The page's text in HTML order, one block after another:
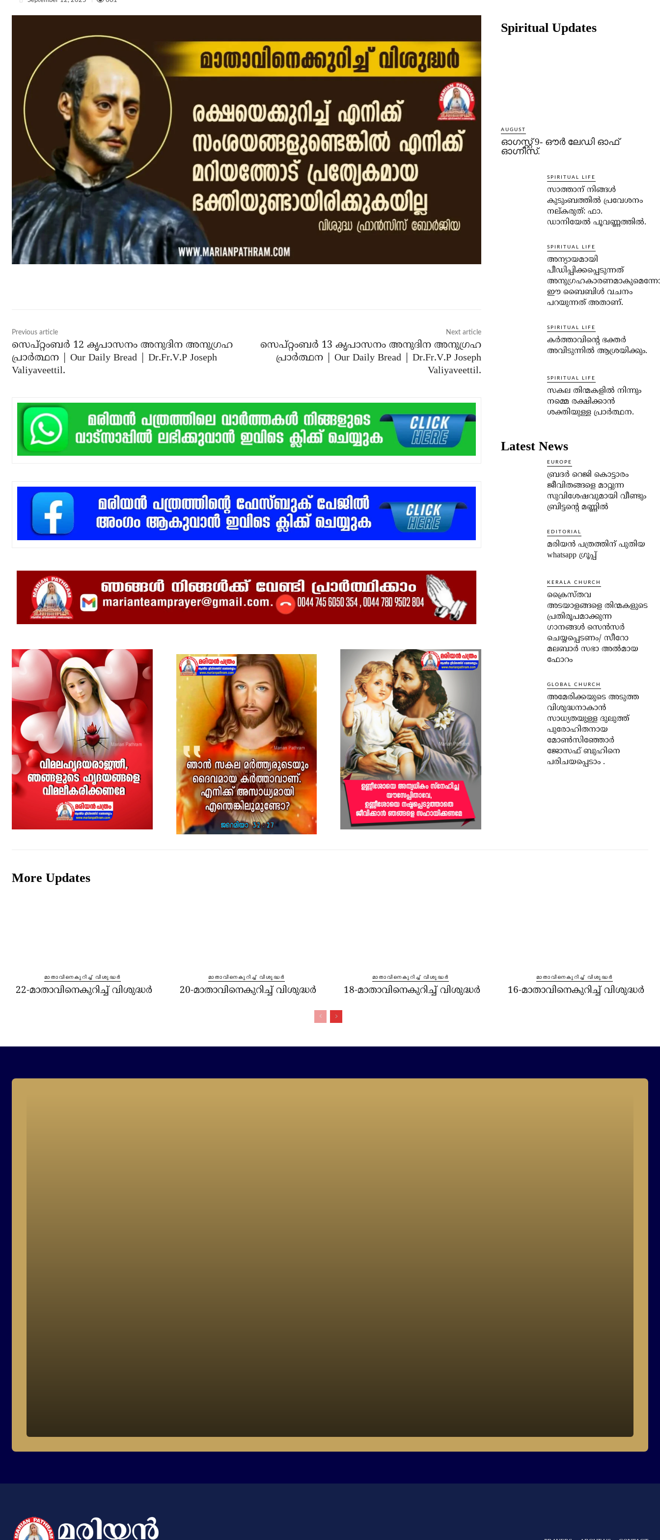
Previous article
സെപ്‌റ്റംബർ 12 കൃപാസനം അനുദിന അനുഗ്രഹ
പ്രാർത്ഥന | Our Daily Bread | Dr.Fr.V.P Joseph
Valiyaveettil.
Next article
സെപ്‌റ്റംബർ 13 കൃപാസനം അനുദിന അനുഗ്രഹ
പ്രാർത്ഥന | Our Daily Bread | Dr.Fr.V.P Joseph
Valiyaveettil.
Spiritual Updates
AUGUST
ഓഗസ്റ്റ് 9- ഔര്‍ ലേഡി ഓഫ്
ഓഗ്നീസ്.
SPIRITUAL LIFE
സാത്താന് നിങ്ങള്‍
കുടുംബത്തില്‍ പ്രവേശനം
നല്കരുത്: ഫാ.
ഡാനിയേല്‍ പൂവണ്ണത്തില്‍.
SPIRITUAL LIFE
അന്യായമായി
പീഡിപ്പിക്കപ്പെടുന്നത്
ഈ ബൈബിള്‍ വചനം
പറയുന്നത് അതാണ്.
SPIRITUAL LIFE
കര്‍ത്താവിന്റെ ഭക്തര്‍
അവിടുന്നില്‍ ആശ്രയിക്കും.
SPIRITUAL LIFE
സകല തിന്മകളില്‍ നിന്നും
നമ്മെ രക്ഷിക്കാന്‍
ശക്തിയുള്ള പ്രാര്‍ത്ഥന.
Latest News
EUROPE
ബ്രദർ റെജി കൊട്ടാരം
ജീവിതങ്ങളെ മാറ്റുന്ന
സുവിശേഷവുമായി വീണ്ടും
ബ്രിട്ടന്റെ മണ്ണിൽ
EDITORIAL
മരിയൻ പത്രത്തിന് പുതിയ
whatsapp ഗ്രൂപ്പ്
KERALA CHURCH
ക്രൈസ്തവ
അടയാളങ്ങളെ തിന്മകളുടെ
പ്രതിരൂപമാക്കുന്ന
ഗാനങ്ങൾ സെൻസർ
ചെയ്യപ്പെടണം/ സീറോ
മലബാർ സഭാ അൽമായ
ഫോറം
GLOBAL CHURCH
അമേരിക്കയുടെ അടുത്ത
വിശുദ്ധനാകാൻ
സാധ്യതയുള്ള ദുലുത്ത്
പുരോഹിതനായ
മോൺസിഞ്ഞോർ
ജോസഫ് ബുഹിനെ
പരിചയപ്പെടാം .
More Updates
മാതാവിനെകുറിച്ച്‌ വിശുദ്ധർ
22-മാതാവിനെകുറിച്ച്‌ വിശുദ്ധർ
മാതാവിനെകുറിച്ച്‌ വിശുദ്ധർ
20-മാതാവിനെകുറിച്ച്‌ വിശുദ്ധർ
മാതാവിനെകുറിച്ച്‌ വിശുദ്ധർ
18-മാതാവിനെകുറിച്ച്‌ വിശുദ്ധർ
മാതാവിനെകുറിച്ച്‌ വിശുദ്ധർ
16-മാതാവിനെകുറിച്ച്‌ വിശുദ്ധർ